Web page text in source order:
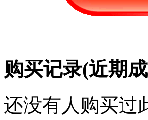
购买记录(近期
还没有人购买过